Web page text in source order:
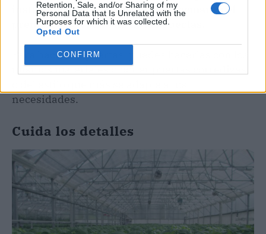
Retention, Sale, and/or Sharing of my
Personal Data that Is Unrelated with the
Purposes for which it was collected.
Opted Out
CONFIRM
instalaste dos tubos rectos que formaran el
premarco de cada una de las puertas.
Para hacer las puertas, puedes hacerlas con los
mismos materiales o poner puertas corredizas
necesidades.
Cuida los detalles